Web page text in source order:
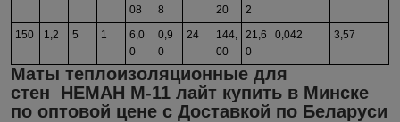
08
8
20
2
150 1,2 5 1
6,0
0
0,9
0
24
144,
00
21,6
0
0,042 3,57
Маты теплоизоляционные для
стен
НЕМАН М-11 лайт купить в Минске
по оптовой цене с Доставкой по Беларуси